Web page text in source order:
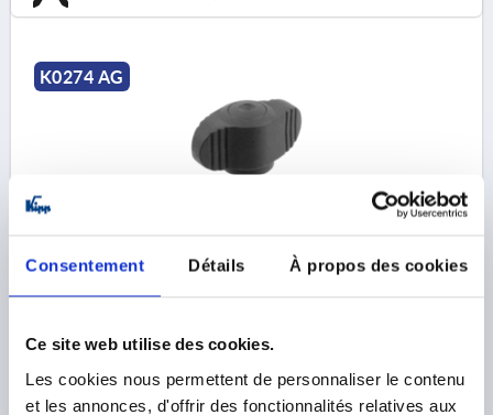
Consentement Détails À propos des cookies
Ce site web utilise des cookies.
Les cookies nous permettent de personnaliser le contenu
et les annonces, d'offrir des fonctionnalités relatives aux
K0274 AG
POIGNÉE PAPILLON ANTIBACTÉRIEN MINIWING
FILETAGE=M6 LONGUEUR DE FILETAGE=15
LONGUEUR DE POIGNÉE=28
LARGEUR=13
D2=12
HAUTEUR=15
H1=13,3 H2=2,3